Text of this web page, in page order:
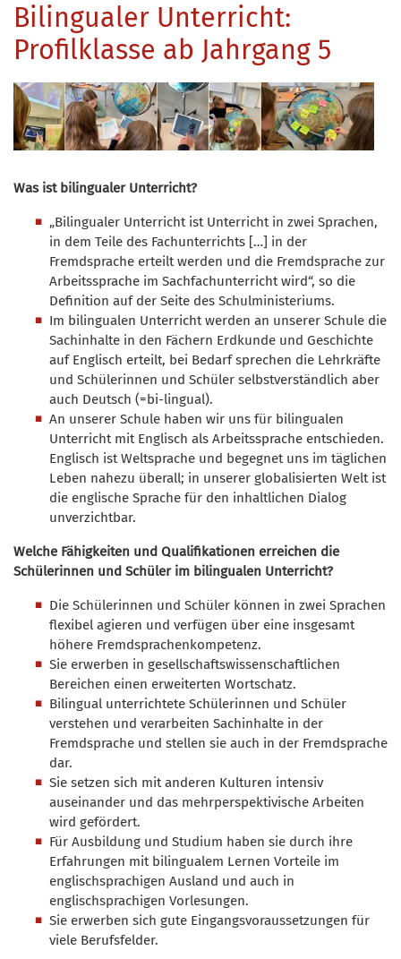
Bilingualer Unterricht:
Profilklasse ab Jahrgang 5
Was ist bilingualer Unterricht?
„Bilingualer Unterricht ist Unterricht in zwei Sprachen,
in dem Teile des Fachunterrichts […] in der
Fremdsprache erteilt werden und die Fremdsprache zur
Arbeitssprache im Sachfachunterricht wird“, so die
Definition auf der Seite des Schulministeriums.
Im bilingualen Unterricht werden an unserer Schule die
Sachinhalte in den Fächern Erdkunde und Geschichte
auf Englisch erteilt, bei Bedarf sprechen die Lehrkräfte
und Schülerinnen und Schüler selbstverständlich aber
auch Deutsch (=bi-lingual).
An unserer Schule haben wir uns für bilingualen
Unterricht mit Englisch als Arbeitssprache entschieden.
Englisch ist Weltsprache und begegnet uns im täglichen
Leben nahezu überall; in unserer globalisierten Welt ist
die englische Sprache für den inhaltlichen Dialog
unverzichtbar.
Welche Fähigkeiten und Qualifikationen erreichen die
Schülerinnen und Schüler im bilingualen Unterricht?
Die Schülerinnen und Schüler können in zwei Sprachen
flexibel agieren und verfügen über eine insgesamt
höhere Fremdsprachenkompetenz.
Sie erwerben in gesellschaftswissenschaftlichen
Bereichen einen erweiterten Wortschatz.
Bilingual unterrichtete Schülerinnen und Schüler
verstehen und verarbeiten Sachinhalte in der
Fremdsprache und stellen sie auch in der Fremdsprache
dar.
Sie setzen sich mit anderen Kulturen intensiv
auseinander und das mehrperspektivische Arbeiten
wird gefördert.
Für Ausbildung und Studium haben sie durch ihre
Erfahrungen mit bilingualem Lernen Vorteile im
englischsprachigen Ausland und auch in
englischsprachigen Vorlesungen.
Sie erwerben sich gute Eingangsvoraussetzungen für
viele Berufsfelder.